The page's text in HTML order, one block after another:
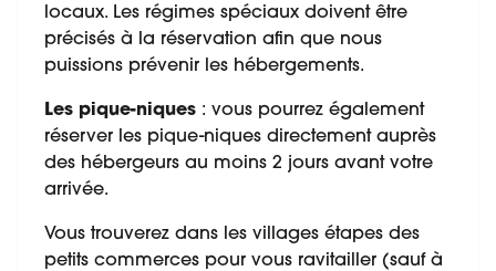
locaux. Les régimes spéciaux doivent être
précisés à la réservation afin que nous
puissions prévenir les hébergements.
Les pique-niques : vous pourrez également
réserver les pique-niques directement auprès
des hébergeurs au moins 2 jours avant votre
arrivée.
Vous trouverez dans les villages étapes des
petits commerces pour vous ravitailler (sauf à